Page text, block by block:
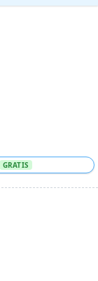
GRATIS